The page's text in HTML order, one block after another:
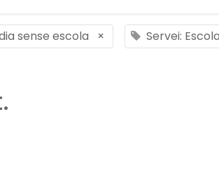
sense escola × Servei: